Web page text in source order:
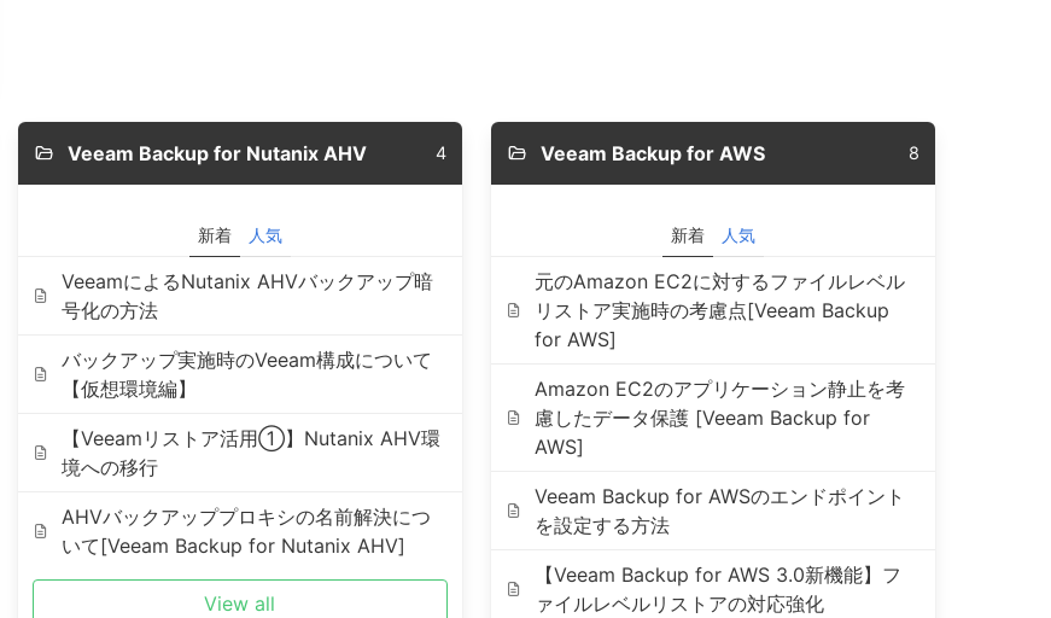
Veeam Backup for Nutanix AHV 4
新着 人気
VeeamによるNutanix AHVバックアップ暗
号化の方法
バックアップ実施時のVeeam構成について
【仮想環境編】
【Veeamリストア活用①】Nutanix AHV環
境への移行
AHVバックアッププロキシの名前解決につ
いて[Veeam Backup for Nutanix AHV]
View all
Veeam Backup for AWS 8
新着 人気
元のAmazon EC2に対するファイルレベル
リストア実施時の考慮点[Veeam Backup
for AWS]
Amazon EC2のアプリケーション静止を考
慮したデータ保護 [Veeam Backup for
AWS]
Veeam Backup for AWSのエンドポイント
を設定する方法
【Veeam Backup for AWS 3.0新機能】フ
ァイルレベルリストアの対応強化